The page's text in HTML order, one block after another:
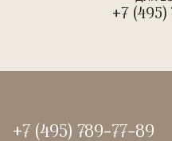
+7
+7 (495) 789-77-89